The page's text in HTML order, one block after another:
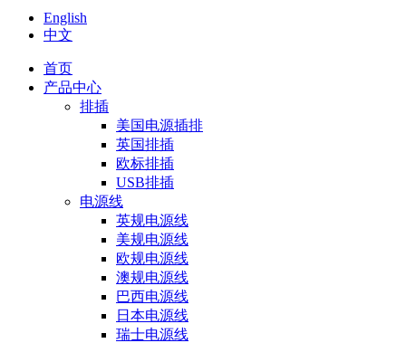
English
中文
首页
产品中心
排插
美国电源插排
英国排插
欧标排插
USB排插
电源线
英规电源线
美规电源线
欧规电源线
澳规电源线
巴西电源线
日本电源线
瑞士电源线